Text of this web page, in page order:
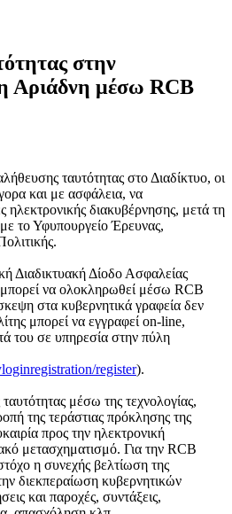
στην
Αριάδνη μέσω RCB
ταυτότητας στο Διαδίκτυο, οι
και με ασφάλεια, να
ηλεκτρονικής διακυβέρνησης, μετά τη
το Υφυπουργείο Έρευνας,
Διαδικτυακή Δίοδο Ασφαλείας
να ολοκληρωθεί μέσω RCB
στα κυβερνητικά γραφεία δεν
μπορεί να εγγραφεί on-line,
του σε υπηρεσία στην πύλη
register).
μέσω της τεχνολογίας,
της τεράστιας πρόκλησης της
προς την ηλεκτρονική
μετασχηματισμό. Για την RCB
η συνεχής βελτίωση της
διεκπεραίωση κυβερνητικών
και παροχές, συντάξεις,